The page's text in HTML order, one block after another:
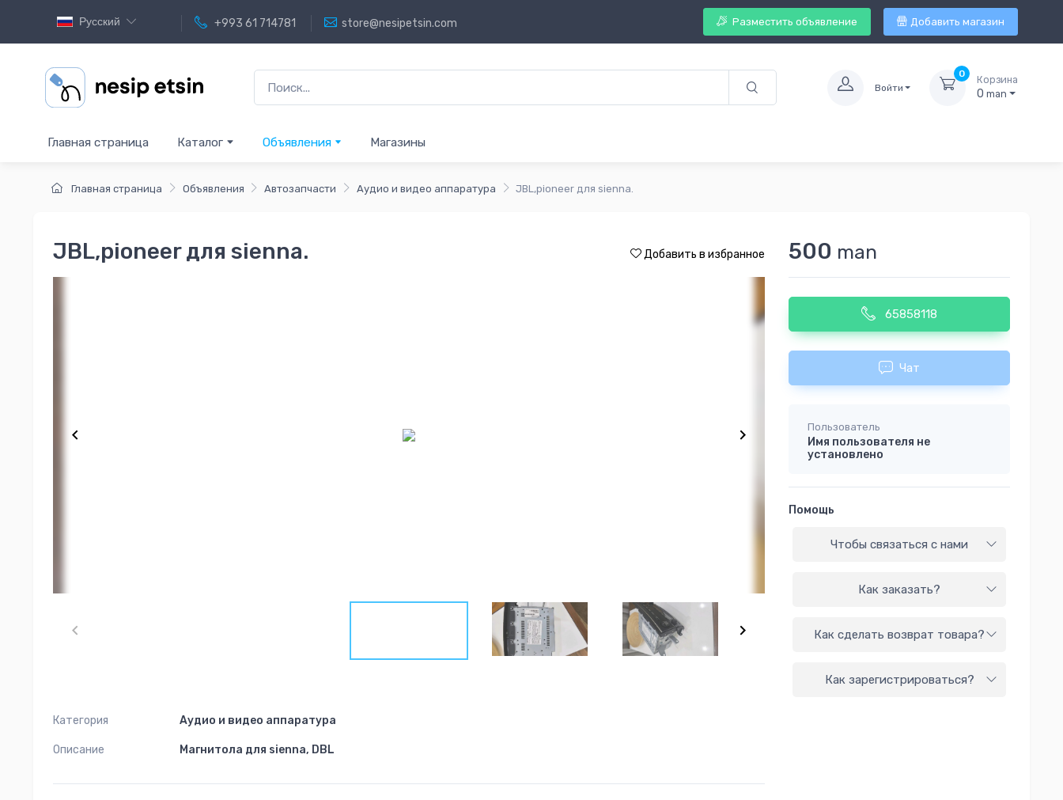
Русский +993 61 714781 store@nesipetsin.com Разместить объявление Добавить магазин
Войти
0
Корзина
0 man
Главная страница Каталог Объявления Магазины
Главная страница Объявления Автозапчасти Аудио и видео аппаратура JBL,pioneer для sienna.
JBL,pioneer для sienna. Добавить в избранное
3Категория Аудио и видео аппаратура
Описание Магнитола для sienna, DBL
500 man
65858118
Чат
Пользователь
Имя пользователя не
установлено
Помощь
Чтобы связаться с нами
Как заказать?
Как сделать возврат товара?
Как зарегистрироваться?